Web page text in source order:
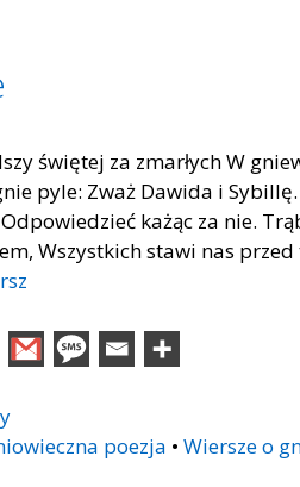
świętej za zmarłych W
pyle: Zważ Dawida i Sybillę.
każąc za nie.
Wszystkich stawi nas
poezja • Wiersze o